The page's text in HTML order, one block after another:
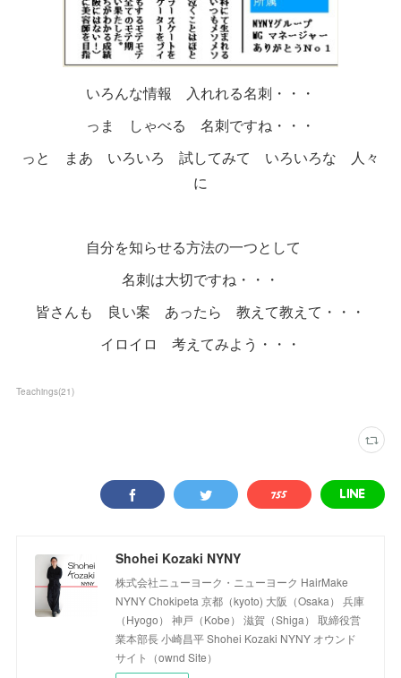
いろんな情報 入れれる名刺・・・
っま しゃべる 名刺ですね・・・
っと まあ いろいろ 試してみて いろいろな 人々
に
自分を知らせる方法の一つとして
名刺は大切ですね・・・
皆さんも 良い案 あったら 教えて教えて・・・
イロイロ 考えてみよう・・・
Teachings(21)
Shohei Kozaki NYNY
株式会社ニューヨーク・ニューヨーク HairMake
NYNY Chokipeta 京都（kyoto) 大阪（Osaka） 兵庫
（Hyogo） 神戸（Kobe） 滋賀（Shiga） 取締役営
業本部長 小崎昌平 Shohei Kozaki NYNY オウンド
サイト（ownd Site）